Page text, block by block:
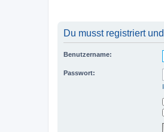
Du musst registriert
Benutzername:
Passwort: